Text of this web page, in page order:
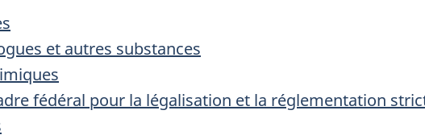
et autres substances
fédéral pour la légalisation et la réglementation